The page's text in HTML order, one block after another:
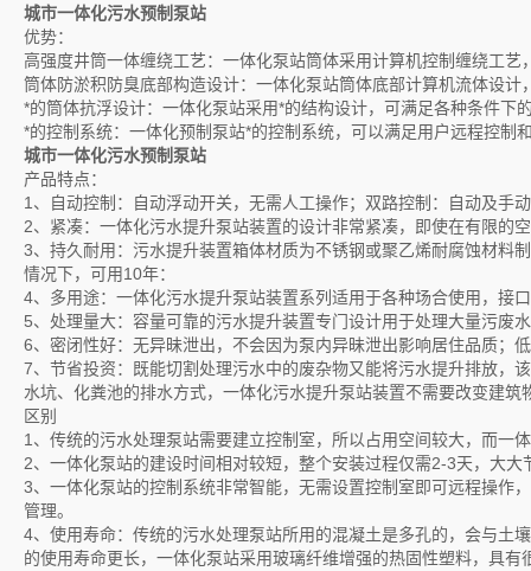
城市一体化污水预制泵站
优势：
高强度井筒一体缠绕工艺：一体化泵站筒体采用计算机控制缠绕工
筒体防淤积防臭底部构造设计：一体化泵站筒体底部计算机流体设计
*的筒体抗浮设计：一体化泵站采用*的结构设计，可满足各种条件下
*的控制系统：一体化预制泵站*的控制系统，可以满足用户远程控制
城市一体化污水预制泵站
产品特点：
1、自动控制：自动浮动开关，无需人工操作；双路控制：自动及手
2、紧凑：一体化污水提升泵站装置的设计非常紧凑，即使在有限的
3、持久耐用：污水提升装置箱体材质为不锈钢或聚乙烯耐腐蚀材料
情况下，可用10年：
4、多用途：一体化污水提升泵站装置系列适用于各种场合使用，接
5、处理量大：容量可靠的污水提升装置专门设计用于处理大量污废
6、密闭性好：无异昧泄出，不会因为泵内异昧泄出影响居住品质；
7、节省投资：既能切割处理污水中的废杂物又能将污水提升排放，
水坑、化粪池的排水方式，一体化污水提升泵站装置不需要改变建筑
区别
1、传统的污水处理泵站需要建立控制室，所以占用空间较大，而一
2、一体化泵站的建设时间相对较短，整个安装过程仅需2-3天，大
3、一体化泵站的控制系统非常智能，无需设置控制室即可远程操作
管理。
4、使用寿命：传统的污水处理泵站所用的混凝土是多孔的，会与土
的使用寿命更长，一体化泵站采用玻璃纤维增强的热固性塑料，具